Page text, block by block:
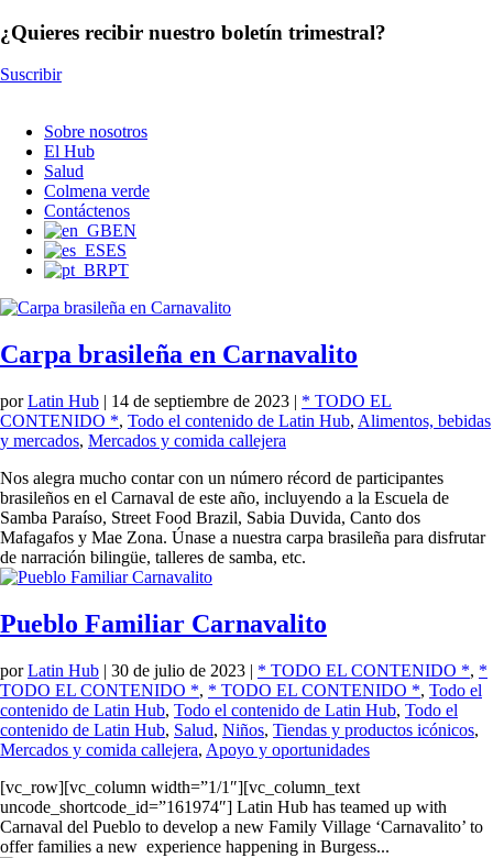
¿Quieres recibir nuestro boletín trimestral?
Suscribir
Sobre nosotros
El Hub
Salud
Colmena verde
Contáctenos
EN
ES
PT
Carpa brasileña en Carnavalito
porLatin Hub | 14 de septiembre de 2023 | * TODO EL
CONTENIDO *, Todo el contenido de Latin Hub, Alimentos, bebidas
y mercados, Mercados y comida callejera
Nos alegra mucho contar con un número récord de participantes
brasileños en el Carnaval de este año, incluyendo a la Escuela de
Samba Paraíso, Street Food Brazil, Sabia Duvida, Canto dos
Mafagafos y Mae Zona. Únase a nuestra carpa brasileña para disfrutar
de narración bilingüe, talleres de samba, etc.
Pueblo Familiar Carnavalito
porLatin Hub | 30 de julio de 2023 | * TODO EL CONTENIDO *, *
TODO EL CONTENIDO *, * TODO EL CONTENIDO *, Todo el
contenido de Latin Hub, Todo el contenido de Latin Hub, Todo el
contenido de Latin Hub, Salud, Niños, Tiendas y productos icónicos,
Mercados y comida callejera, Apoyo y oportunidades
[vc_row][vc_column width=”1/1″][vc_column_text
uncode_shortcode_id=”161974″] Latin Hub has teamed up with
Carnaval del Pueblo to develop a new Family Village ‘Carnavalito’ to
offer families a new experience happening in Burgess...